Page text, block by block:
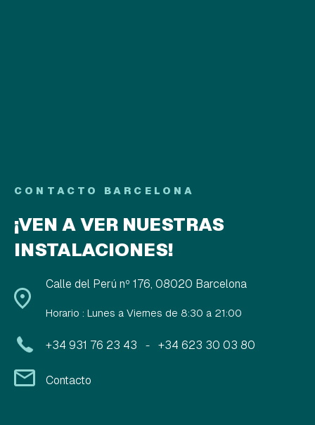
CONTACTO BARCELONA
¡VEN A VER NUESTRAS
INSTALACIONES!
Calle del Perú nº 176, 08020 Barcelona
Horario : Lunes a Viernes de 8:30 a 21:00
+34 931 76 23 43 - +34 623 30 03 80
Contacto